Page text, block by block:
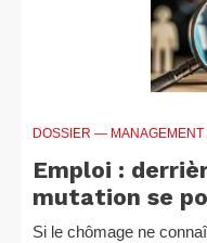
DOSSIER — MANAGEMENT
Emploi :
mutation se
Si le chômage ne